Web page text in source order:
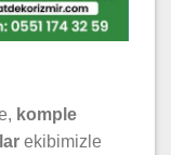
komple
ekibimizle